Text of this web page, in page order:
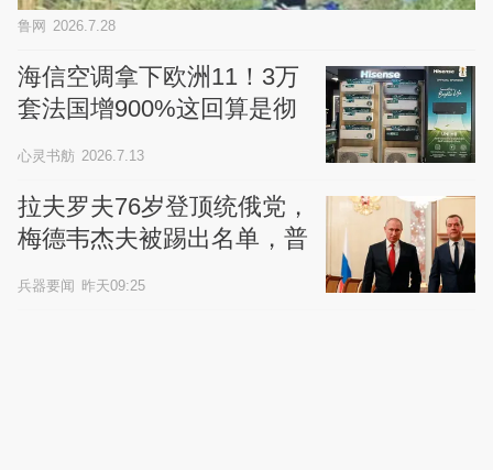
鲁网 2026.7.28
海信空调拿下欧洲11！3万
套法国增900%这回算是彻
心灵书舫 2026.7.13
拉夫罗夫76岁登顶统俄党，
梅德韦杰夫被踢出名单，普
兵器要闻 昨天09:25